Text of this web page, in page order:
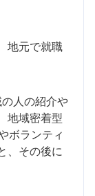
地元で就職
人の紹介や
地域密着型
ボランティ
、その後に